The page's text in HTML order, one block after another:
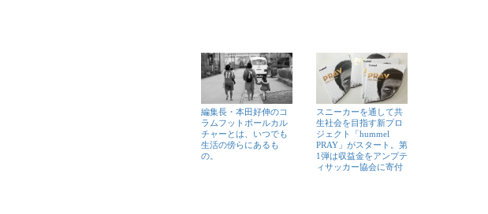
編集長・本田好伸のコ
ラムフットボールカル
チャーとは、いつでも
生活の傍らにあるも
の。
スニーカーを通して共
生社会を目指す新プロ
ジェクト「hummel
PRAY」がスタート。第
1弾は収益金をアンプテ
ィサッカー協会に寄付